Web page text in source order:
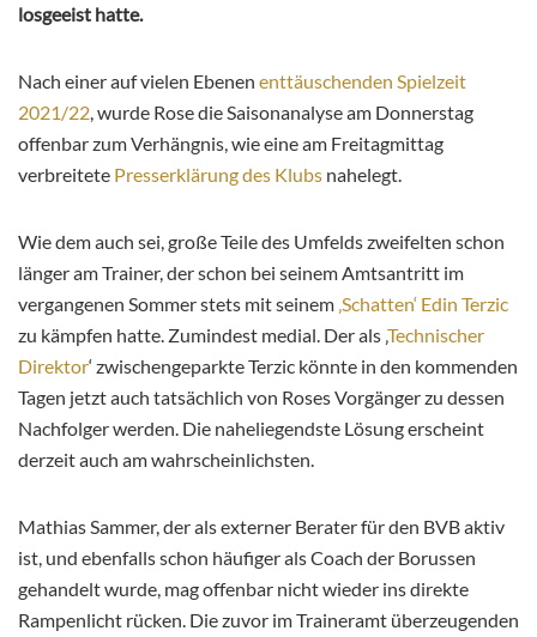
losgeeist hatte.
Nach einer auf vielen Ebenen enttäuschenden Spielzeit
2021/22, wurde Rose die Saisonanalyse am Donnerstag
offenbar zum Verhängnis, wie eine am Freitagmittag
verbreitete Presserklärung des Klubs nahelegt.
Wie dem auch sei, große Teile des Umfelds zweifelten schon
länger am Trainer, der schon bei seinem Amtsantritt im
vergangenen Sommer stets mit seinem ‚Schatten‘ Edin Terzic
zu kämpfen hatte. Zumindest medial. Der als ‚Technischer
Direktor‘ zwischengeparkte Terzic könnte in den kommenden
Tagen jetzt auch tatsächlich von Roses Vorgänger zu dessen
Nachfolger werden. Die naheliegendste Lösung erscheint
derzeit auch am wahrscheinlichsten.
Mathias Sammer, der als externer Berater für den BVB aktiv
ist, und ebenfalls schon häufiger als Coach der Borussen
gehandelt wurde, mag offenbar nicht wieder ins direkte
Rampenlicht rücken. Die zuvor im Traineramt überzeugenden